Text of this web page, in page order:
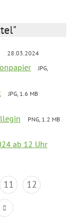
28.03.2024
JPG,
JPG, 1.6 MB
PNG, 1.2 MB
ab 12 Uhr
11
12